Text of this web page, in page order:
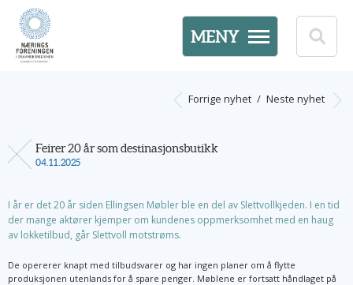
MENY
Neste nyhet
/
Forrige nyhet
Feirer 20 år som destinasjonsbutikk
04.11.2025
I år er det 20 år siden Ellingsen Møbler ble en del av Slettvollkjeden. I en tid
der mange aktører kjemper om kundenes oppmerksomhet med en haug
av lokketilbud, går Slettvoll motstrøms.
De opererer knapt med tilbudsvarer og har ingen planer om å flytte
produksjonen utenlands for å spare penger. Møblene er fortsatt håndlaget på